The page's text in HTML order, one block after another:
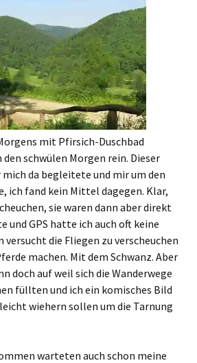
mit Pfirsich-Duschbad
schwülen Morgen rein. Dieser
mich da begleitete und mir um den
ich fand kein Mittel dagegen. Klar,
sie waren dann aber direkt
und GPS hatte ich auch oft keine
versucht die Fliegen zu verscheuchen
machen. Mit dem Schwanz. Aber
doch auf weil sich die Wanderwege
füllten und ich ein komisches Bild
wiehern sollen um die Tarnung
warteten auch schon meine